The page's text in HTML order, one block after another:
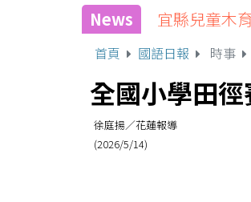
News 宜縣兒童木
首頁 國語日報 時事
全國小學田
徐庭揚／花蓮報導
(2026/5/14)